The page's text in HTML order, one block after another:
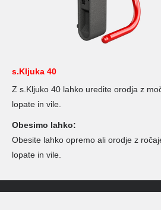
s.Kljuka 40
Z s.Kljuko 40 lahko uredite orodja z
lopate in vile.
Obesimo lahko:
Obesite lahko opremo ali orodje z
lopate in vile.